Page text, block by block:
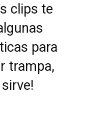
clips te
para
trampa,